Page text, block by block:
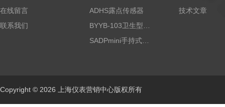
在线留言
联系我们
ADHS露点传感器
技术文章
Copyright © 2026 上海仪表营销中心版权所有